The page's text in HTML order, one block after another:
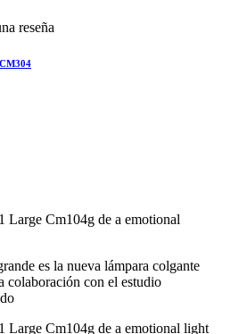
reseña
es la nueva lámpara colgante
colaboración con el estudio